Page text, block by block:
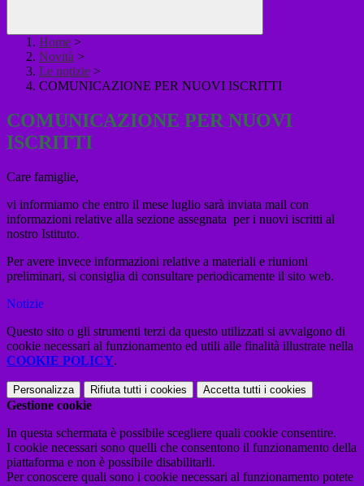
Home >
Novità >
Le notizie >
COMUNICAZIONE PER NUOVI ISCRITTI
COMUNICAZIONE PER NUOVI
ISCRITTI
Care famiglie,
vi informiamo che entro il mese luglio sarà inviata mail con
informazioni relative alla sezione assegnata per i nuovi iscritti al
nostro Istituto.
Per avere invece informazioni relative a materiali e riunioni
preliminari, si consiglia di consultare periodicamente il sito web.
Notizie
Questo sito o gli strumenti terzi da questo utilizzati si avvalgono di
cookie necessari al funzionamento ed utili alle finalità illustrate nella
COOKIE POLICY.
Personalizza Rifiuta tutti i cookies Accetta tutti i cookies
Gestione cookie
In questa schermata è possibile scegliere quali cookie consentire.
I cookie necessari sono quelli che consentono il funzionamento della
piattaforma e non è possibile disabilitarli.
Per conoscere quali sono i cookie necessari al funzionamento potete